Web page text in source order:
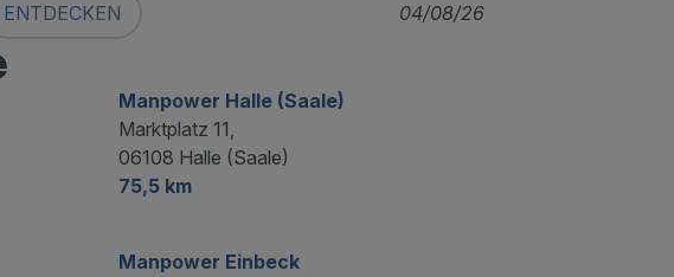
ENTDECKEN 04/08/26
Manpower Halle (Saale)
Marktplatz 11,
06108 Halle (Saale)
75,5 km
Manpower Einbeck